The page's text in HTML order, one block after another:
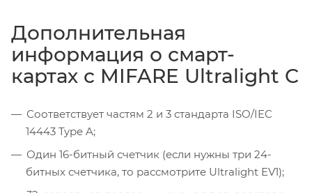
Дополнительная
информация о смарт-
картах с MIFARE Ultralight C
Соответствует частям 2 и 3 стандарта ISO/IEC
14443 Type A;
Один 16-битный счетчик (если нужны три 24-
битных счетчика, то рассмотрите Ultralight EV1);